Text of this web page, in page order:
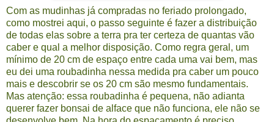
Com as mudinhas já compradas no feriado prolongado,
como mostrei aqui, o passo seguinte é fazer a distribuição
de todas elas sobre a terra pra ter certeza de quantas vão
caber e qual a melhor disposição. Como regra geral, um
mínimo de 20 cm de espaço entre cada uma vai bem, mas
eu dei uma roubadinha nessa medida pra caber um pouco
mais e descobrir se os 20 cm são mesmo fundamentais.
Mas atenção: essa roubadinha é pequena, não adianta
querer fazer bonsai de alface que não funciona, ele não se